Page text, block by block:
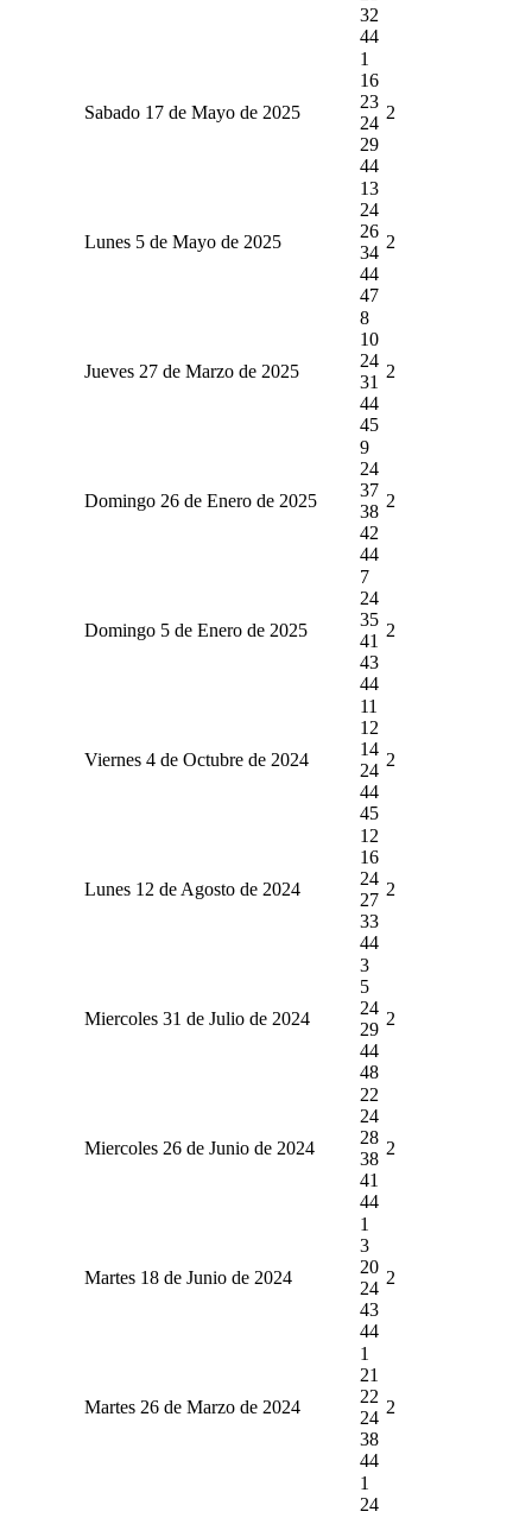
32
44
Sabado 17 de Mayo de 2025
1
16
23
24
29
44
2
Lunes 5 de Mayo de 2025
13
24
26
34
44
47
2
Jueves 27 de Marzo de 2025
8
10
24
31
44
45
2
Domingo 26 de Enero de 2025
9
24
37
38
42
44
2
Domingo 5 de Enero de 2025
7
24
35
41
43
44
2
Viernes 4 de Octubre de 2024
11
12
14
24
44
45
2
Lunes 12 de Agosto de 2024
12
16
24
27
33
44
2
Miercoles 31 de Julio de 2024
3
5
24
29
44
48
2
Miercoles 26 de Junio de 2024
22
24
28
38
41
44
2
Martes 18 de Junio de 2024
1
3
20
24
43
44
2
Martes 26 de Marzo de 2024
1
21
22
24
38
44
2
1
24